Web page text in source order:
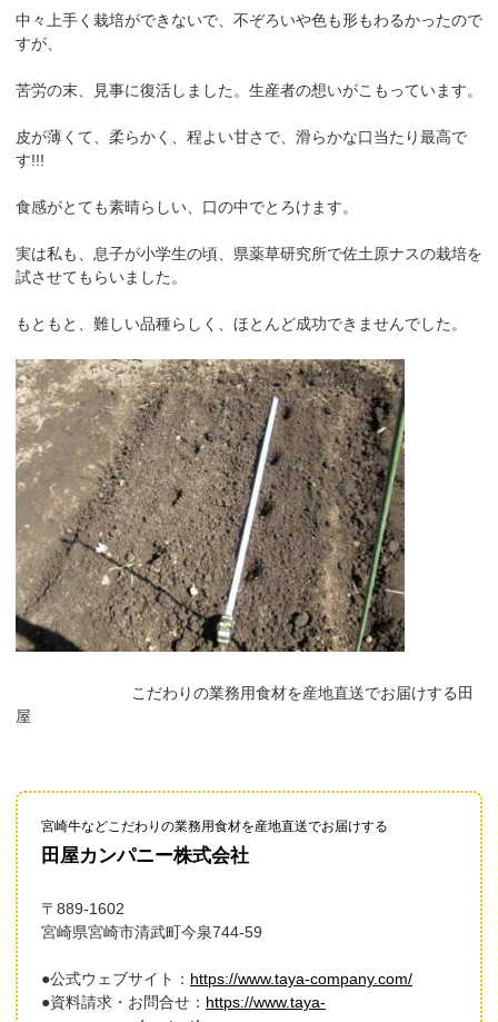
中々上手く栽培ができないで、不ぞろいや色も形もわるかったので
すが、
苦労の末、見事に復活しました。生産者の想いがこもっています。
皮が薄くて、柔らかく、程よい甘さで、滑らかな口当たり最高で
す!!!
食感がとても素晴らしい、口の中でとろけます。
実は私も、息子が小学生の頃、県薬草研究所で佐土原ナスの栽培を
試させてもらいました。
もともと、難しい品種らしく、ほとんど成功できませんでした。
こだわりの業務用食材を産地直送でお届けする田
屋
宮崎牛などこだわりの業務用食材を産地直送でお届けする
田屋カンパニー株式会社
〒889-1602
宮崎県宮崎市清武町今泉744-59
●公式ウェブサイト： https://www.taya-company.com/
●資料請求・お問合せ： https://www.taya-